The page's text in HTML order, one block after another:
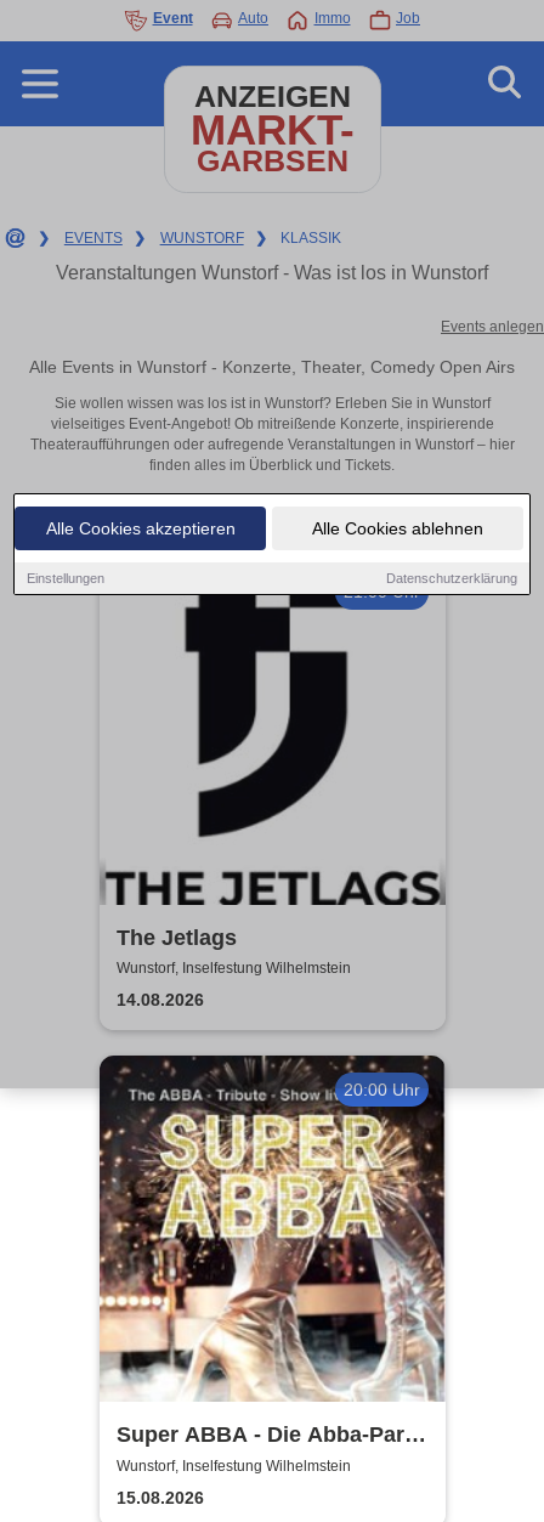
Alle Cookies akzeptieren Alle Cookies ablehnen
Einstellungen Datenschutzerklärung
Event Auto Immo Job
ANZEIGEN
MARKT-
GARBSEN
❯ EVENTS ❯ WUNSTORF ❯ KLASSIK
Veranstaltungen Wunstorf - Was ist los in Wunstorf
Events anlegen
Alle Events in Wunstorf - Konzerte, Theater, Comedy Open Airs
Sie wollen wissen was los ist in Wunstorf? Erleben Sie in Wunstorf
vielseitiges Event-Angebot! Ob mitreißende Konzerte, inspirierende
Theateraufführungen oder aufregende Veranstaltungen in Wunstorf – hier
finden alles im Überblick und Tickets.
21:00 Uhr
The Jetlags
Wunstorf, Inselfestung Wilhelmstein
14.08.2026
20:00 Uhr
Super ABBA - Die Abba-Party
mit allen Hits
Wunstorf, Inselfestung Wilhelmstein
15.08.2026